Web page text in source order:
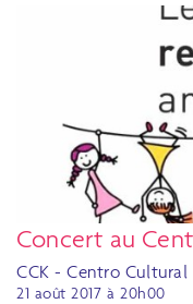
Concert au
CCK - Centro Cultural
21 août 2017 à 20h00